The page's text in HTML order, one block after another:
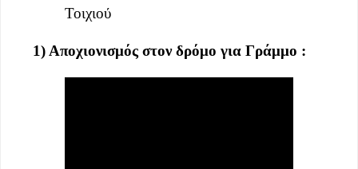
Τοιχιού
1) Αποχιονισμός στον δρόμο για Γράμμο :